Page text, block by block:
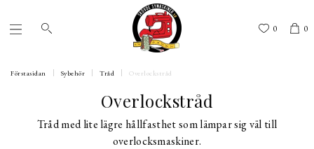
0
0
Förstasidan Sybehör Tråd Overlockstråd
Overlockstråd
Tråd med lite lägre hållfasthet som lämpar sig väl till
overlocksmaskiner.